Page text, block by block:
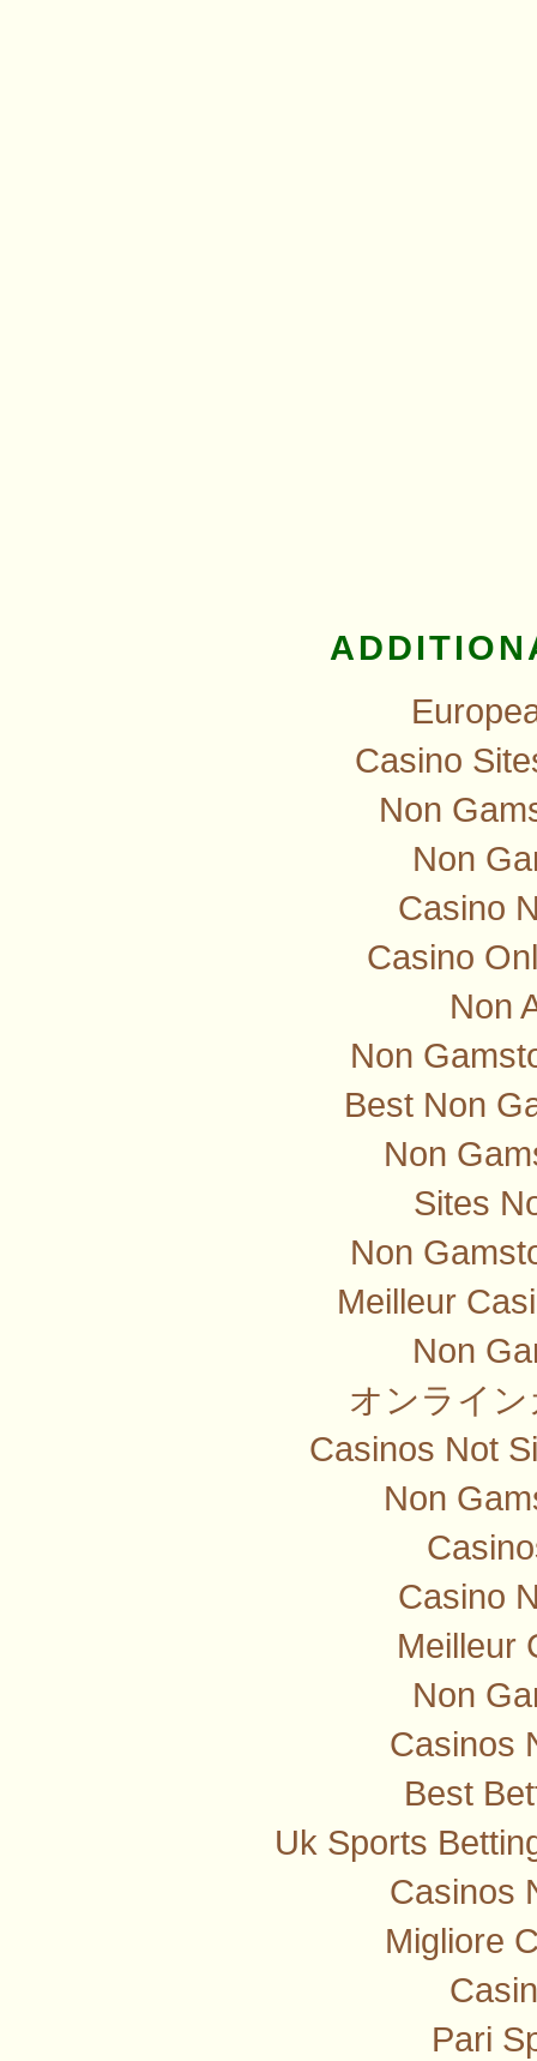
Casino
Non
Non
Casino
Casino
Non
Non
Best Non
Non
Sites
Non
Meilleur
Non
オンライ
Casinos Not
Non
Casino
Meilleur
Non
Casinos
Best
Uk Sports
Casinos
Migliore
Pari